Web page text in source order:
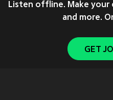
Listen offline. Make your
and more.
GET